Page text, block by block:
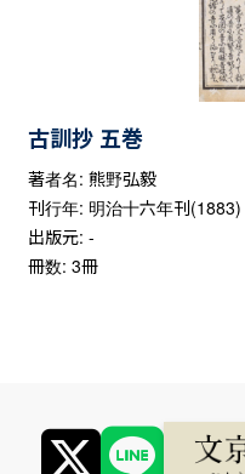
古訓抄 五巻
著者名: 熊野弘毅
刊行年: 明治十六年刊(1883)
出版元: -
冊数: 3冊